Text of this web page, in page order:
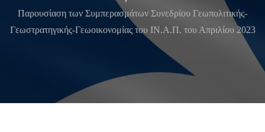
Παρουσίαση των Συμπερασμάτων Συνεδρίου Γεωπολιτικής-
Γεωστρατηγικής-Γεωοικονομίας του ΙΝ.Α.Π. του Απριλίου 2023